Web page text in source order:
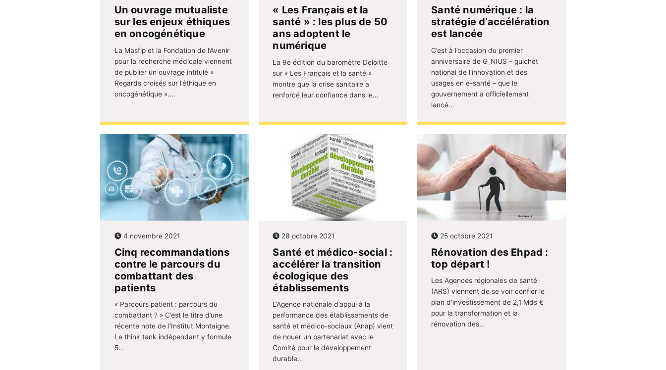
Un ouvrage mutualiste
sur les enjeux éthiques
en oncogénétique
La Masfip et la Fondation de l’Avenir
pour la recherche médicale viennent
de publier un ouvrage intitulé «
Regards croisés sur l’éthique en
oncogénétique ».…
« Les Français et la
santé » : les plus de 50
ans adoptent le
numérique
La 9e édition du baromètre Deloitte
sur « Les Français et la santé »
montre que la crise sanitaire a
renforcé leur confiance dans le…
Santé numérique : la
stratégie d’accélération
est lancée
C’est à l’occasion du premier
anniversaire de G_NIUS – guichet
national de l’innovation et des
usages en e-santé – que le
gouvernement a officiellement
lancé…
4 novembre 2021
Cinq recommandations
contre le parcours du
combattant des
patients
« Parcours patient : parcours du
combattant ? » C’est le titre d’une
récente note de l’Institut Montaigne.
Le think tank indépendant y formule
5…
28 octobre 2021
Santé et médico-social :
accélérer la transition
écologique des
établissements
L’Agence nationale d’appui à la
performance des établissements de
santé et médico-sociaux (Anap) vient
de nouer un partenariat avec le
Comité pour le développement
durable…
25 octobre 2021
Rénovation des Ehpad :
top départ !
Les Agences régionales de santé
(ARS) viennent de se voir confier le
plan d’investissement de 2,1 Mds €
pour la transformation et la
rénovation des…